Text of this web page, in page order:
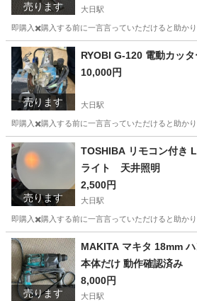
売ります 大日駅
即購入✖️購入する前に一言言っていただけると助か
大阪 守口市 その他
売ります
RYOBI G-120 電動カッ
10,000円
大日駅
即購入✖️購入する前に一言言っていただけると助か
大阪 守口市 その他
売ります
TOSHIBA リモコン付き
ライト 天井照明
2,500円
大日駅
即購入✖️購入する前に一言言っていただけると助か
大阪 守口市 照明器具
売ります
MAKITA マキタ 18mm
本体だけ 動作確認済み
8,000円
大日駅